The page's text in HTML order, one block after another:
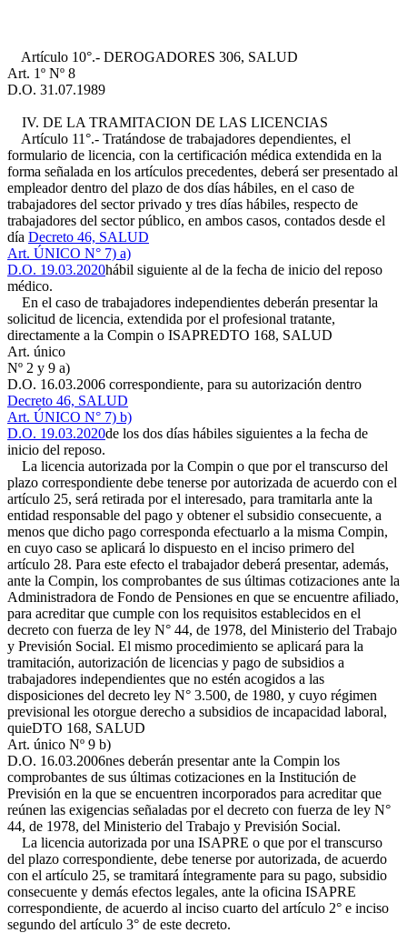
Artículo 10°.- DEROGADORES 306, SALUD
Art. 1º Nº 8
D.O. 31.07.1989
IV. DE LA TRAMITACION DE LAS LICENCIAS
Artículo 11°.- Tratándose de trabajadores dependientes, el
formulario de licencia, con la certificación médica extendida en la
forma señalada en los artículos precedentes, deberá ser presentado al
empleador dentro del plazo de dos días hábiles, en el caso de
trabajadores del sector privado y tres días hábiles, respecto de
trabajadores del sector público, en ambos casos, contados desde el
día Decreto 46, SALUD
Art. ÚNICO N° 7) a)
D.O. 19.03.2020hábil siguiente al de la fecha de inicio del reposo
médico.
En el caso de trabajadores independientes deberán presentar la
solicitud de licencia, extendida por el profesional tratante,
directamente a la Compin o ISAPREDTO 168, SALUD
Art. único
Nº 2 y 9 a)
D.O. 16.03.2006 correspondiente, para su autorización dentro
Decreto 46, SALUD
Art. ÚNICO N° 7) b)
D.O. 19.03.2020de los dos días hábiles siguientes a la fecha de
inicio del reposo.
La licencia autorizada por la Compin o que por el transcurso del
plazo correspondiente debe tenerse por autorizada de acuerdo con el
artículo 25, será retirada por el interesado, para tramitarla ante la
entidad responsable del pago y obtener el subsidio consecuente, a
menos que dicho pago corresponda efectuarlo a la misma Compin,
en cuyo caso se aplicará lo dispuesto en el inciso primero del
artículo 28. Para este efecto el trabajador deberá presentar, además,
ante la Compin, los comprobantes de sus últimas cotizaciones ante la
Administradora de Fondo de Pensiones en que se encuentre afiliado,
para acreditar que cumple con los requisitos establecidos en el
decreto con fuerza de ley N° 44, de 1978, del Ministerio del Trabajo
y Previsión Social. El mismo procedimiento se aplicará para la
tramitación, autorización de licencias y pago de subsidios a
trabajadores independientes que no estén acogidos a las
disposiciones del decreto ley N° 3.500, de 1980, y cuyo régimen
previsional les otorgue derecho a subsidios de incapacidad laboral,
quieDTO 168, SALUD
Art. único Nº 9 b)
D.O. 16.03.2006nes deberán presentar ante la Compin los
comprobantes de sus últimas cotizaciones en la Institución de
Previsión en la que se encuentren incorporados para acreditar que
reúnen las exigencias señaladas por el decreto con fuerza de ley N°
44, de 1978, del Ministerio del Trabajo y Previsión Social.
La licencia autorizada por una ISAPRE o que por el transcurso
del plazo correspondiente, debe tenerse por autorizada, de acuerdo
con el artículo 25, se tramitará íntegramente para su pago, subsidio
consecuente y demás efectos legales, ante la oficina ISAPRE
correspondiente, de acuerdo al inciso cuarto del artículo 2° e inciso
segundo del artículo 3° de este decreto.